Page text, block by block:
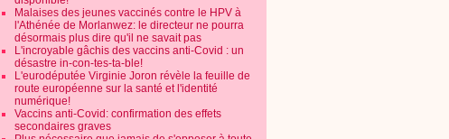
Malaises des jeunes vaccinés contre le HPV à
l'Athénée de Morlanwez: le directeur ne pourra
désormais plus dire qu'il ne savait pas
L'incroyable gâchis des vaccins anti-Covid : un
désastre in-con-tes-ta-ble!
L'eurodéputée Virginie Joron révèle la feuille de
route européenne sur la santé et l'identité
numérique!
Vaccins anti-Covid: confirmation des effets
secondaires graves